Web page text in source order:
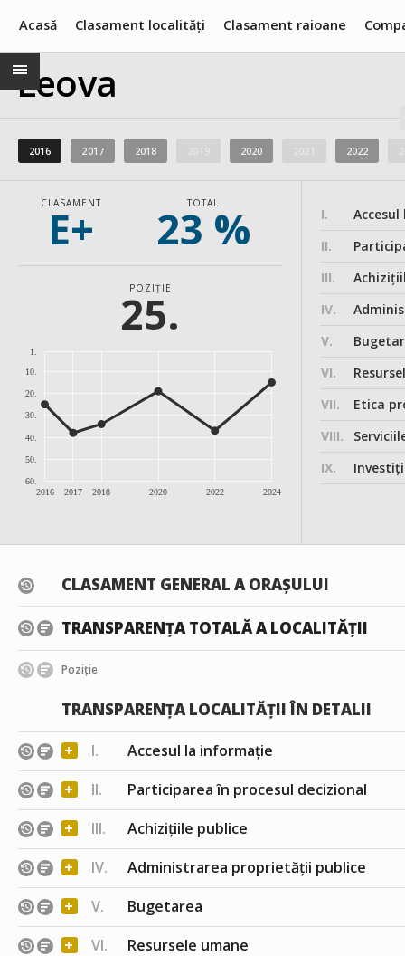
Acasă Clasament localități Clasament raioane
Leova
2016 2017 2018 2020 2022
CLASAMENT
E+ TOTAL
23 %
POZIȚIE
25.
2016 2017 2018 2020 2022 2024
1.
10.
20.
30.
40.
50.
60.
I.
II.
III.
IV.
V.
VI.
VII.
Etica
VIII.
IX.
Investițiile,
CLASAMENT GENERAL A ORAȘULUI
TRANSPARENȚA TOTALĂ A LOCALITĂȚII
Poziție
TRANSPARENȚA LOCALITĂȚII ÎN DETALII
+
I. Accesul la informație
+ II. Participarea în procesul decizional
+ III. Achizițiile publice
+ IV. Administrarea proprietății publice
+ V. Bugetarea
+ VI. Resursele umane